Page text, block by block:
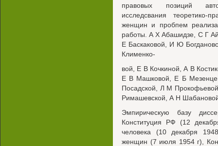
правовых позиций
исследсвания теоретико-
женщин и пробпем
работы. А X Абашидзе, С Г
Е Баскаковой, И Ю
Клименко-
вой, Е В Кочкиной, А В
Е В Машковой, Е Б
Посадской, Л М
Римашевской, А Н
Эмпирическую базу
Конституция РФ (12
человека (10 декабря
женщин (7 июля 1954 г),